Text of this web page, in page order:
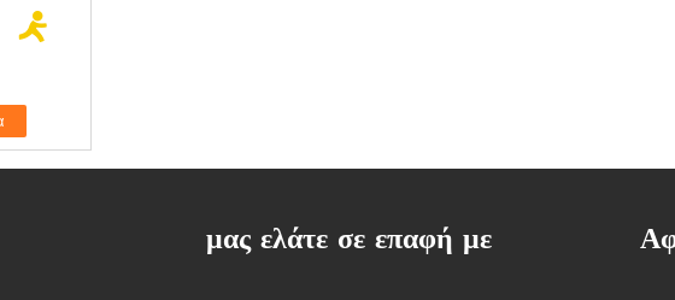
μας ελάτε σε επαφή με